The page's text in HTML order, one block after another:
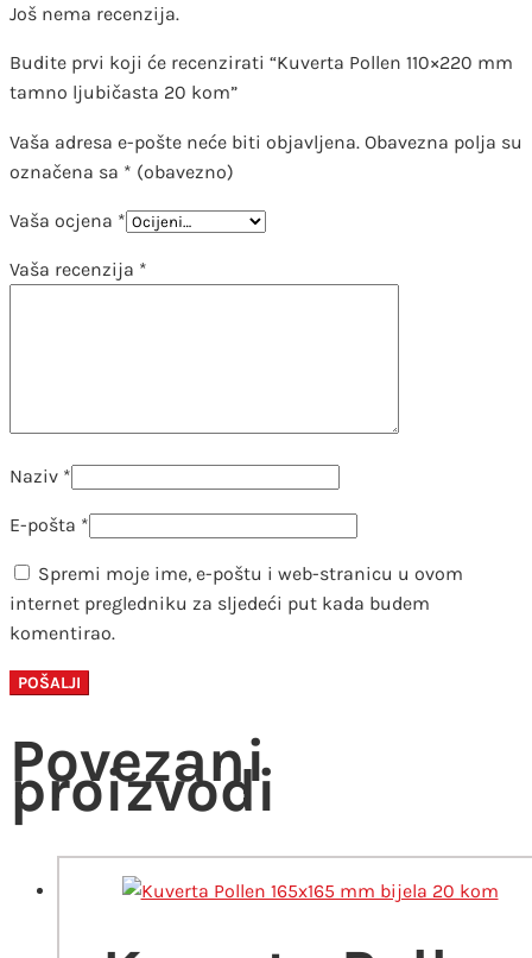
Još nema recenzija.
Budite prvi koji će recenzirati “Kuverta Pollen 110×220 mm
tamno ljubičasta 20 kom”
Vaša adresa e-pošte neće biti objavljena. Obavezna polja su
označena sa * (obavezno)
Vaša ocjena *
Vaša recenzija *
Naziv *
E-pošta *
Spremi moje ime, e-poštu i web-stranicu u ovom
internet pregledniku za sljedeći put kada budem
komentirao.
Povezani
proizvodi